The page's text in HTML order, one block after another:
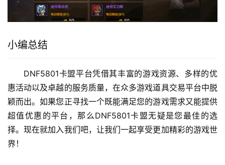
小编总结
DNF5801卡盟平台凭借其丰富的游戏资源、多样的优
惠活动以及卓越的服务质量，在众多游戏道具交易平台中脱
颖而出。如果您正寻找一个既能满足您的游戏需求又能提供
超值优惠的平台，那么DNF5801卡盟无疑是您最佳的选
择。现在就加入我们吧，让我们一起享受更加精彩的游戏世
界！